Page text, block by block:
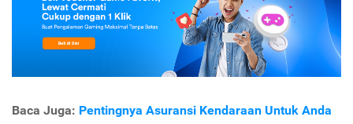
Baca Juga: Pentingnya Asuransi Kendaraan Untuk Anda